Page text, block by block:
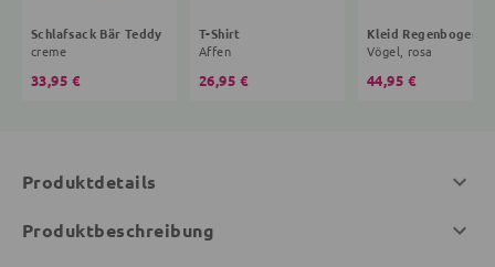
Schlafsack Bär Teddy
creme
33,95 €
T-Shirt
Affen
26,95 €
Vögel, rosa
44,95 €
Produktdetails
Produktbeschreibung